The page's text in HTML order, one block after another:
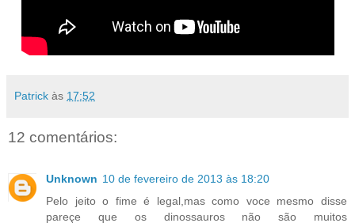
Patrick às 17:52
12 comentários:
Unknown 10 de fevereiro de 2013 às 18:20
Pelo jeito o fime é legal,mas como voce mesmo disse
pareçe que os dinossauros não são muitos